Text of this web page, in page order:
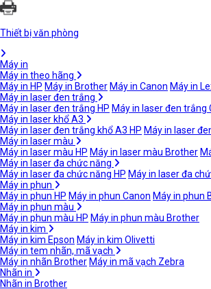
Thiết bị văn phòng
Máy in
Máy in theo hãng
Máy in HP Máy in Brother Máy in Canon Máy in
Máy in laser đen trắng
Máy in laser đen trắng HP Máy in laser đen trắng
Máy in laser khổ A3
Máy in laser đen trắng khổ A3 HP Máy in laser
Máy in laser màu
Máy in laser màu HP Máy in laser màu Brother
Máy in laser đa chức năng
Máy in laser đa chức năng HP Máy in laser đa
Máy in phun
Máy in phun HP Máy in phun Canon Máy in phun
Máy in phun màu
Máy in phun màu HP Máy in phun màu Brother
Máy in kim
Máy in kim Epson Máy in kim Olivetti
Máy in tem nhãn, mã vạch
Máy in nhãn Brother Máy in mã vạch Zebra
Nhãn in
Nhãn in Brother